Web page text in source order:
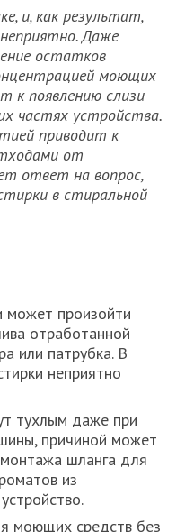
и, как результат,
Даже
остатков
моющих
к появлению слизи
частях устройства.
приводит к
от
ответ на вопрос,
в стиральной
может произойти
отработанной
или патрубка. В
неприятно
тухлым даже при
причиной может
шланга для
из
моющих средств без